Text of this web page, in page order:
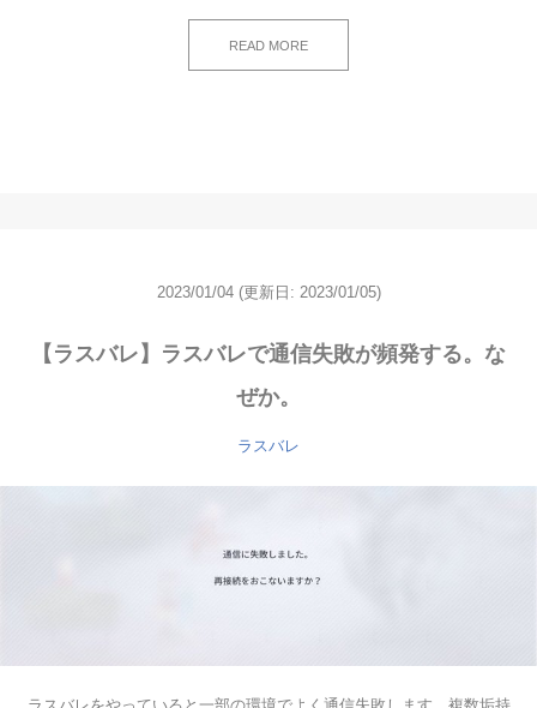
READ MORE
2023/01/04 (更新日: 2023/01/05)
【ラスバレ】ラスバレで通信失敗が頻発する。な
ぜか。
ラスバレ